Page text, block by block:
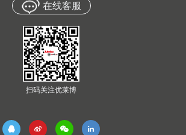
在线客服
扫码关注优莱博